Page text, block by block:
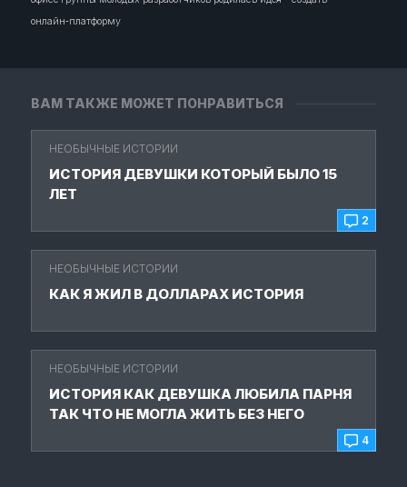
ВАМ ТАКЖЕ МОЖЕТ ПОНРАВИТЬСЯ
2
НЕОБЫЧНЫЕ ИСТОРИИ
ИСТОРИЯ ДЕВУШКИ КОТОРЫЙ БЫЛО 15
ЛЕТ
НЕОБЫЧНЫЕ ИСТОРИИ
КАК Я ЖИЛ В ДОЛЛАРАХ ИСТОРИЯ
4
НЕОБЫЧНЫЕ ИСТОРИИ
ИСТОРИЯ КАК ДЕВУШКА ЛЮБИЛА ПАРНЯ
ТАК ЧТО НЕ МОГЛА ЖИТЬ БЕЗ НЕГО
онлайн‑платформу